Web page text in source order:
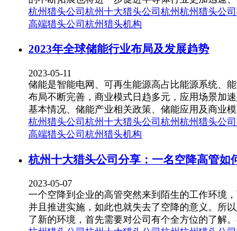
杭州猎头公司 杭州十大猎头公司 杭州杭州猎头公
高端猎头公司 杭州猎头机构
2023年全球储能行业布局及发展趋势
2023-05-11
储能是智能电网、可再生能源高占比能源系统、
布局不断完善，商业模式日趋多元，应用场景加
基本情况、储能产业相关政策、储能应用及商业
杭州猎头公司 杭州十大猎头公司 杭州杭州猎头公
高端猎头公司 杭州猎头机构
杭州十大猎头公司分享：一名空降高管如
2023-05-07
一个空降到企业的高管突然来到陌生的工作环境
并且推进实施，如此也就失去了空降的意义。所
了新的环境，首先需要对公司有个全方位的了解